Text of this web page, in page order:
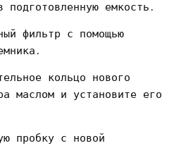
емкость․
фильтр с помощью
кольцо нового
маслом и установите его
пробку с новой